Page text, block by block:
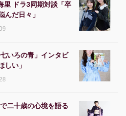
里 ドラ3同期対談「卒
んだ日々」
いろの青」インタビ
しい」
二十歳の心境を語る